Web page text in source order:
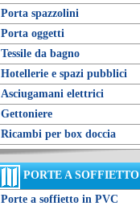
Porta spazzolini
Porta oggetti
Tessile da bagno
Hotellerie e spazi pubblici
Asciugamani elettrici
Gettoniere
Ricambi per box doccia
PORTE A SOFFIETTO
Porte a soffietto in PVC